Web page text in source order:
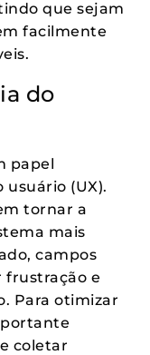
que sejam
facilmente
do
papel
(UX).
tornar a
mais
campos
frustração e
Para otimizar
coletar